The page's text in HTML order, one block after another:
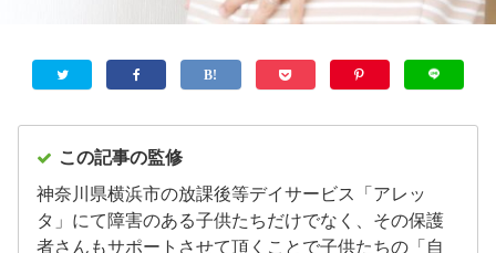
この記事の監修
神奈川県横浜市の放課後等デイサービス「アレッ
タ」にて障害のある子供たちだけでなく、その保護
者さんもサポートさせて頂くことで子供たちの「自